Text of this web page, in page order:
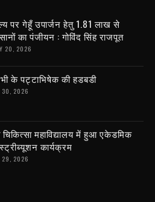
पर गेहूँ उपार्जन हेतु 1.81 लाख से
का पंजीयन : गोविंद सिंह राजपूत
20, 2026
के पट्टाभिषेक की हडबडी
30, 2026
चिकित्सा महाविद्यालय में हुआ एकेडमिक
कार्यक्रम
29, 2026